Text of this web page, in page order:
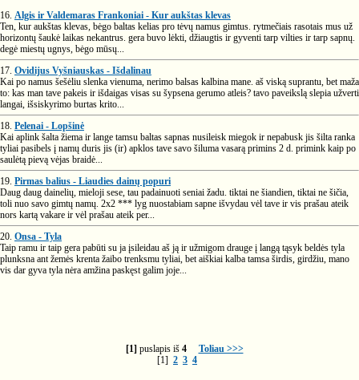
16. Algis ir Valdemaras Frankoniai - Kur aukštas klevas
Ten, kur aukštas klevas, bėgo baltas kelias pro tėvų namus gimtus. rytmečiais rasotais mus už
horizontų šaukė laikas nekantrus. gera buvo lėkti, džiaugtis ir gyventi tarp vilties ir tarp sapnų.
degė miestų ugnys, bėgo mūsų...
17. Ovidijus Vyšniauskas - Išdalinau
Kai po namus šešėliu slenka vienuma, nerimo balsas kalbina mane. aš viską suprantu, bet maža
to: kas man tave pakeis ir išdaigas visas su šypsena gerumo atleis? tavo paveikslą slepia užverti
langai, išsiskyrimo burtas krito...
18. Pelenai - Lopšinė
Kai aplink šalta žiema ir lange tamsu baltas sapnas nusileisk miegok ir nepabusk jis šilta ranka
tyliai pasibels į namų duris jis (ir) apklos tave savo šiluma vasarą primins 2 d. primink kaip po
saulėtą pievą vėjas braidė...
19. Pirmas balius - Liaudies dainų popuri
Daug daug dainelių, mieloji sese, tau padainuoti seniai žadu. tiktai ne šiandien, tiktai ne šičia,
toli nuo savo gimtų namų. 2x2 *** lyg nuostabiam sapne išvydau vėl tave ir vis prašau ateik
nors kartą vakare ir vėl prašau ateik per...
20. Onsa - Tyla
Taip ramu ir taip gera pabūti su ja įsileidau aš ją ir užmigom drauge į langą tąsyk beldės tyla
plunksna ant žemės krenta žaibo trenksmu tyliai, bet aiškiai kalba tamsa širdis, girdžiu, mano
vis dar gyva tyla nėra amžina paskęst galim joje...
[1] puslapis iš 4
Toliau >>>
[1] 2 3 4